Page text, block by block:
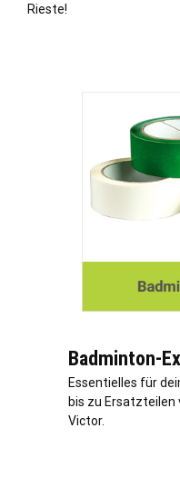
Rieste!
Badminton-
Essentielles für
bis zu Ersatzteilen
Victor.